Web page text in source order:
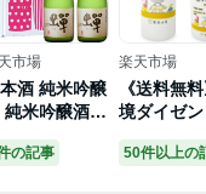
市場
本酒 純米吟醸
純米吟醸酒
一年寝かせ
の記事
楽天市場
《送料無
境ダイゼ
スプレーボ
50件以上の